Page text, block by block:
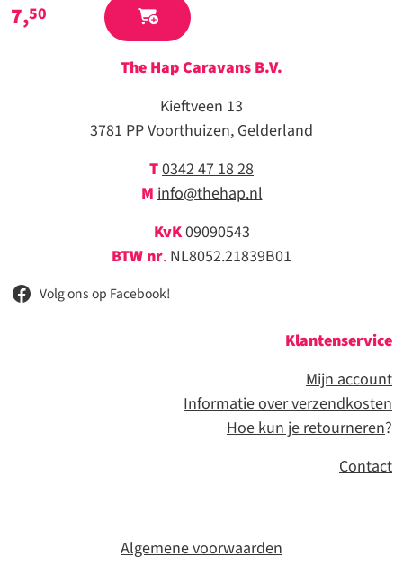
7,50
The Hap Caravans B.V.
Kieftveen 13
3781 PP Voorthuizen, Gelderland
T0342 47 18 28
M info@thehap.nl
KvK09090543
BTW nr. NL8052.21839B01
Volg ons op Facebook!
Klantenservice
Mijn account
Informatie over verzendkosten
Hoe kun je retourneren?
Contact
Algemene voorwaarden